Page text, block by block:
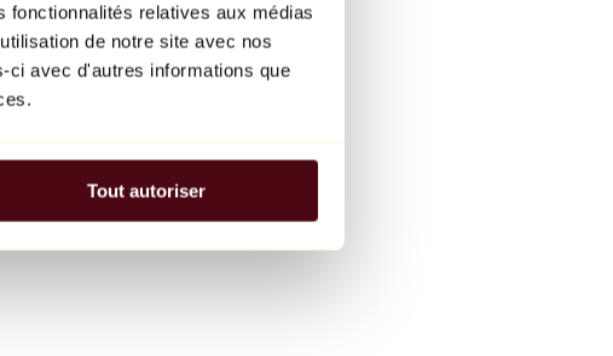
fonctionnalités relatives aux médias
de notre site avec nos
ci avec d'autres informations que
Tout autoriser